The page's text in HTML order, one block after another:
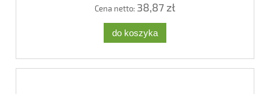
Cena netto: 38,87 zł
do koszyka